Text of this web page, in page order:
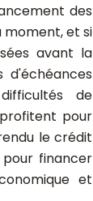
des
moment, et si
avant la
de
pour
le crédit
financer
et